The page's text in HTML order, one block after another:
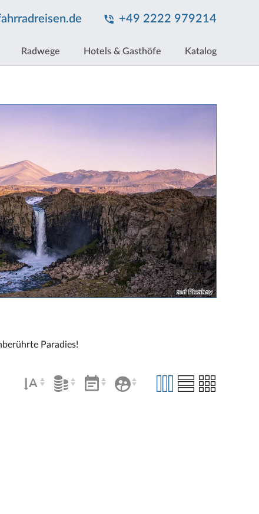
+49 2222 979214
Radwege Hotels & Gasthöfe Katalog
auf Pixabay
Paradies!